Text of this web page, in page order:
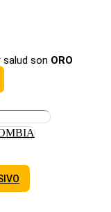
son ORO